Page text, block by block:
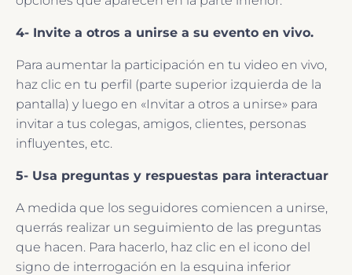
4- Invite a otros a unirse a su evento en vivo.
Para aumentar la participación en tu video en vivo,
haz clic en tu perfil (parte superior izquierda de la
pantalla) y luego en «Invitar a otros a unirse» para
invitar a tus colegas, amigos, clientes, personas
influyentes, etc.
5- Usa preguntas y respuestas para interactuar
A medida que los seguidores comiencen a unirse,
querrás realizar un seguimiento de las preguntas
que hacen. Para hacerlo, haz clic en el icono del
signo de interrogación en la esquina inferior